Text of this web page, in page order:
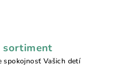
sortiment
spokojnosť Vašich detí